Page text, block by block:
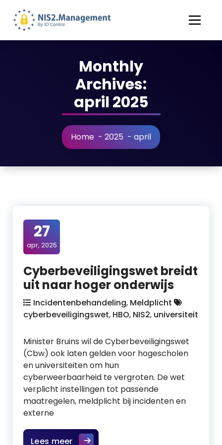
Monthly
Archives:
april 2025
Home - 2025 - april
27
apr, 2025
Cyberbeveiligingswet breidt
uit naar hoger onderwijs
Incidentenbehandeling, Meldplicht
cyberbeveiligingswet, HBO, NIS2, universiteit
Minister Bruins wil de Cyberbeveiligingswet
(Cbw) ook laten gelden voor hogescholen
en universiteiten om hun
cyberweerbaarheid te vergroten. De wet
verplicht instellingen tot passende
maatregelen, meldplicht bij incidenten en
externe
Lees meer